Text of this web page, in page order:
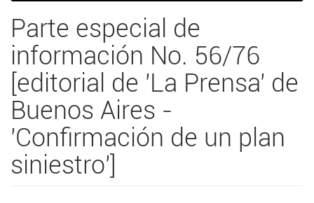
Parte especial de
información No. 56/76
[editorial de 'La Prensa' de
Buenos Aires -
'Confirmación de un plan
siniestro']